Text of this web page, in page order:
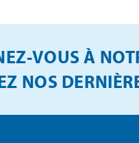
VOUS À
NOS